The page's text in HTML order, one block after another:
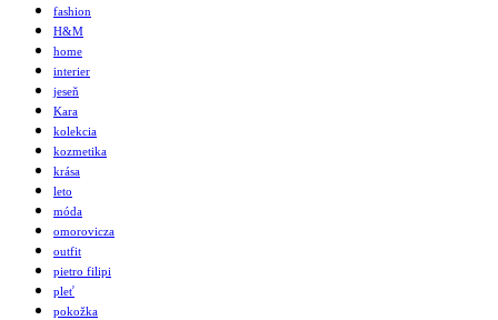
fashion
H&M
home
interier
jeseň
Kara
kolekcia
kozmetika
krása
leto
móda
omorovicza
outfit
pietro filipi
pleť
pokožka